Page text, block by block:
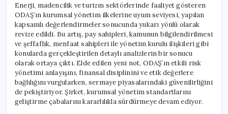
Enerji, madencilik ve turizm sektörlerinde faaliyet gösteren
ODAŞ’ın kurumsal yönetim ilkelerine uyum seviyesi, yapılan
kapsamlı değerlendirmeler sonucunda yukarı yönlü olarak
revize edildi. Bu artış, pay sahipleri, kamunun bilgilendirilmesi
ve şeffaflık, menfaat sahipleri ile yönetim kurulu ilişkileri gibi
konularda gerçekleştirilen detaylı analizlerin bir sonucu
olarak ortaya çıktı. Elde edilen yeni not, ODAŞ’ın etkili risk
yönetimi anlayışını, finansal disiplinini ve etik değerlere
bağlılığını vurgularken, sermaye piyasalarındaki güvenilirliğini
de pekiştiriyor. Şirket, kurumsal yönetim standartlarını
geliştirme çabalarını kararlılıkla sürdürmeye devam ediyor.